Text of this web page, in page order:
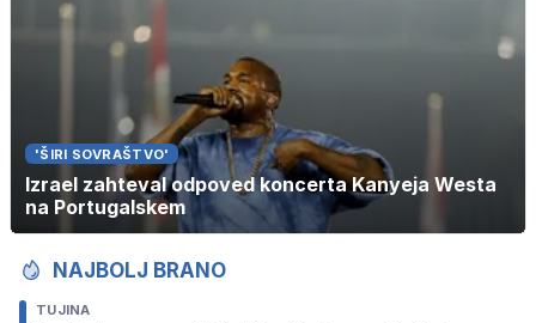
'ŠIRI SOVRAŠTVO'
Izrael zahteval odpoved koncerta Kanyeja Westa
na Portugalskem
NAJBOLJ BRANO
TUJINA